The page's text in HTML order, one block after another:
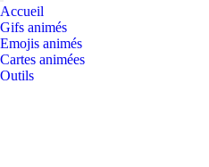
Accueil
Gifs animés
Emojis animés
Cartes animées
Outils